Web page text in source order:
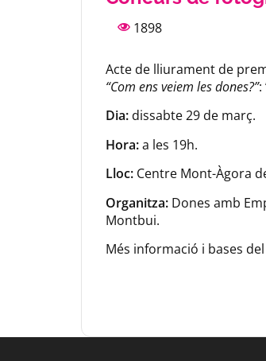
1898
Acte de lliurament de
“Com ens veiem les dones?”:
Dia: dissabte 29 de març.
Hora:a les 19h.
Lloc: Centre Mont-Àgora
Organitza: Dones amb
Montbui.
Més informació i bases